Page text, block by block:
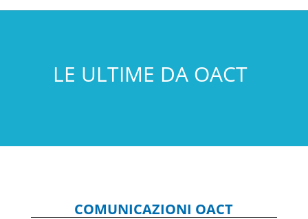
LE ULTIME DA OACT
COMUNICAZIONI OACT